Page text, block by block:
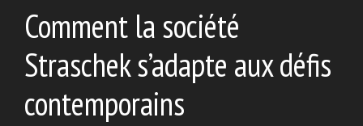
Comment la société
Straschek s’adapte aux défis
contemporains